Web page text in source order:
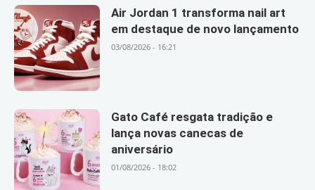
Air Jordan 1 transforma nail art
em destaque de novo lançamento
03/08/2026 - 16:21
Gato Café resgata tradição e
lança novas canecas de
aniversário
01/08/2026 - 18:02